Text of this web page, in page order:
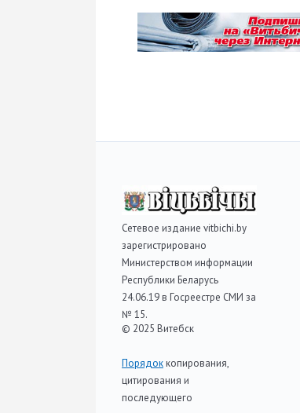
Сетевое издание vitbichi.by
зарегистрировано
Министерством информации
Республики Беларусь
24.06.19 в Госреестре СМИ за
№ 15.
© 2025 Витебск
Порядоккопирования,
цитирования и
последующего